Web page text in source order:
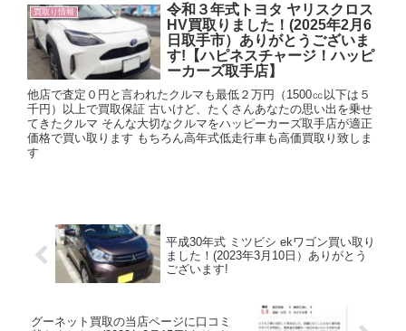
買取り情報
令和３年式トヨタ ヤリスクロス
HV買取りました！(2025年2月6
日取手市）ありがとうございま
す!【ハピネスチャージ！ハッピ
ーカーズ取手店】
他店で査定０円と言われたクルマも最低２万円（1500㏄以下は５
千円）以上で買取保証 古いけど、たくさんあなたの思い出を乗せ
てきたクルマ そんな大切なクルマをハッピーカーズ取手店が適正
価格で買い取ります もちろん高年式低走行車も高価買取り致しま
す
平成30年式 ミツビシ ekワゴン買い取り
ました！(2023年3月10日）ありがとう
ございます!
グーネット買取の当店ページに口コミ